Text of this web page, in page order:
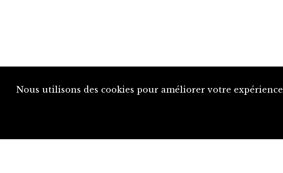
Nous utilisons des cookies pour améliorer votre